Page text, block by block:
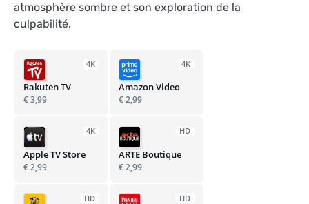
atmosphère sombre et son exploration de la
culpabilité.
4K
Rakuten TV
€ 3,99
4K
Amazon Video
€ 2,99
4K
Apple TV Store
€ 2,99
HD
ARTE Boutique
€ 2,99
HD HD